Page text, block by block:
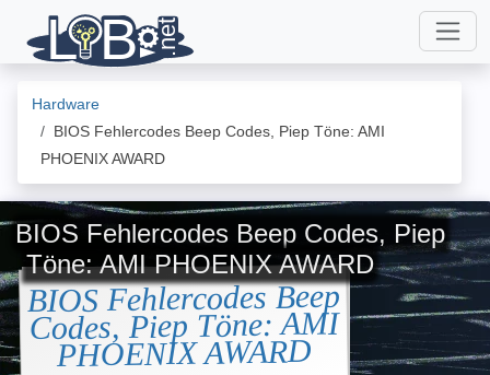
Hardware
BIOS Fehlercodes Beep Codes, Piep Töne: AMI
PHOENIX AWARD
BIOS Fehlercodes Beep Codes, Piep
Töne: AMI PHOENIX AWARD
BIOS Fehlercodes Beep
Codes, Piep Töne: AMI
PHOENIX AWARD